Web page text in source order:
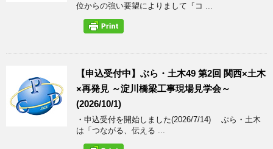
位からの強い要望によりまして『コ ...
【申込受付中】ぶら・土木49 第2回 関西×土木
×再発見 ～淀川橋梁工事現場見学会～
(2026/10/1)
・申込受付を開始しました(2026/7/14) ぶら・土木
は「つながる、伝える ...